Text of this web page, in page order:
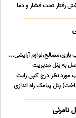
رفتار تحت فشار و دما
آرایشی...
به پنل مدیریت
مورد نظر درج کپی رایت
پنل پیامک راه اندازی
...
نامرئی